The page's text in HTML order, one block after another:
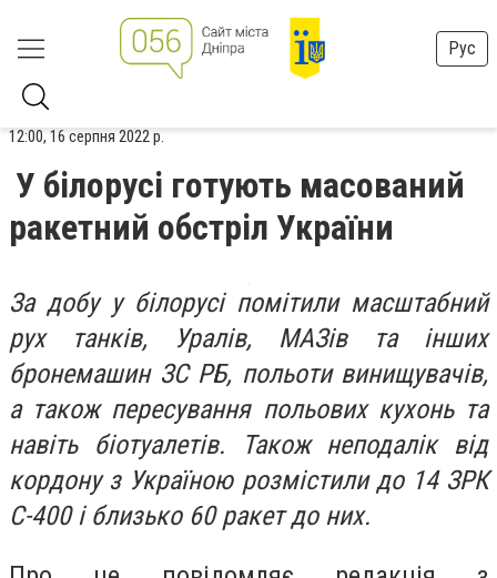
Рус
12:00, 16 серпня 2022 р.
У білорусі готують масований
ракетний обстріл України
За добу у білорусі помітили масштабний
рух танків, Уралів, МАЗів та інших
бронемашин ЗС РБ, польоти винищувачів,
а також пересування польових кухонь та
навіть біотуалетів. Також неподалік від
кордону з Україною розмістили до 14 ЗРК
С-400 і близько 60 ракет до них.